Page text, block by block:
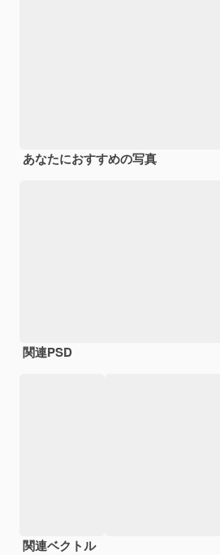
あなたにおすすめの写真
関連PSD
関連ベクトル